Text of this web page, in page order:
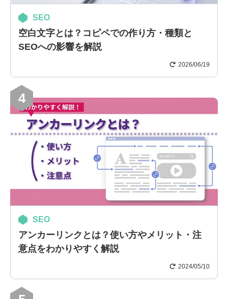
SEO
空白文字とは？コピペでの作り方・種類と
SEOへの影響を解説
2026/06/19
4
SEO
アンカーリンクとは？使い方やメリット・注
意点をわかりやすく解説
2024/05/10